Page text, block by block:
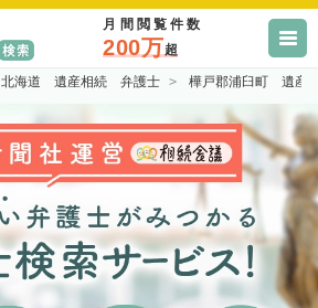
月間閲覧件数
200万超
北海道 遺産相続 弁護士 樺戸郡浦臼町 遺産